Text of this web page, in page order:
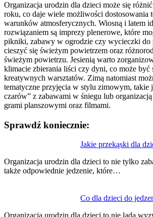
Organizacja urodzin dla dzieci może się
roku, co daje wiele możliwości dostosowania
warunków atmosferycznych. Wiosną i latem
rozwiązaniem są imprezy plenerowe, które
pikniki, zabawy w ogrodzie czy wycieczki do
cieszyć się świeżym powietrzem oraz
świeżym powietrzu. Jesienią warto
klimacie zbierania liści czy dyni, co może być
kreatywnych warsztatów. Zimą natomiast
tematyczne przyjęcia w stylu zimowym, takie
czarów” z zabawami w śniegu lub
grami planszowymi oraz filmami.
Sprawdź koniecznie:
Jakie przekąski dla
Organizacja urodzin dla dzieci to nie tylko
także odpowiednie jedzenie, które…
Co dla dzieci do
wpisu